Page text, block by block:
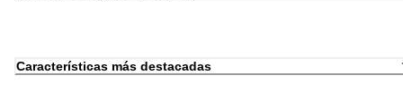
Características más destacadas